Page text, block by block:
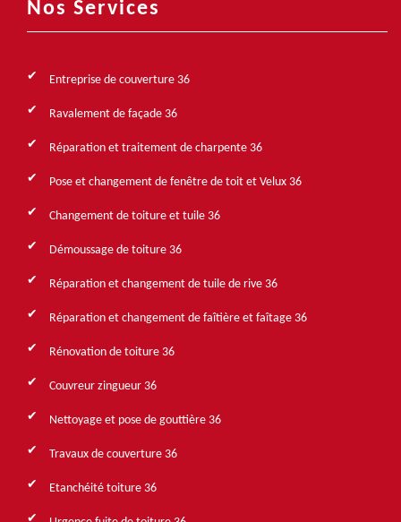
Nos Services
Entreprise de couverture 36
Ravalement de façade 36
Réparation et traitement de charpente 36
Pose et changement de fenêtre de toit et Velux 36
Changement de toiture et tuile 36
Démoussage de toiture 36
Réparation et changement de tuile de rive 36
Réparation et changement de faîtière et faîtage 36
Rénovation de toiture 36
Couvreur zingueur 36
Nettoyage et pose de gouttière 36
Travaux de couverture 36
Etanchéité toiture 36